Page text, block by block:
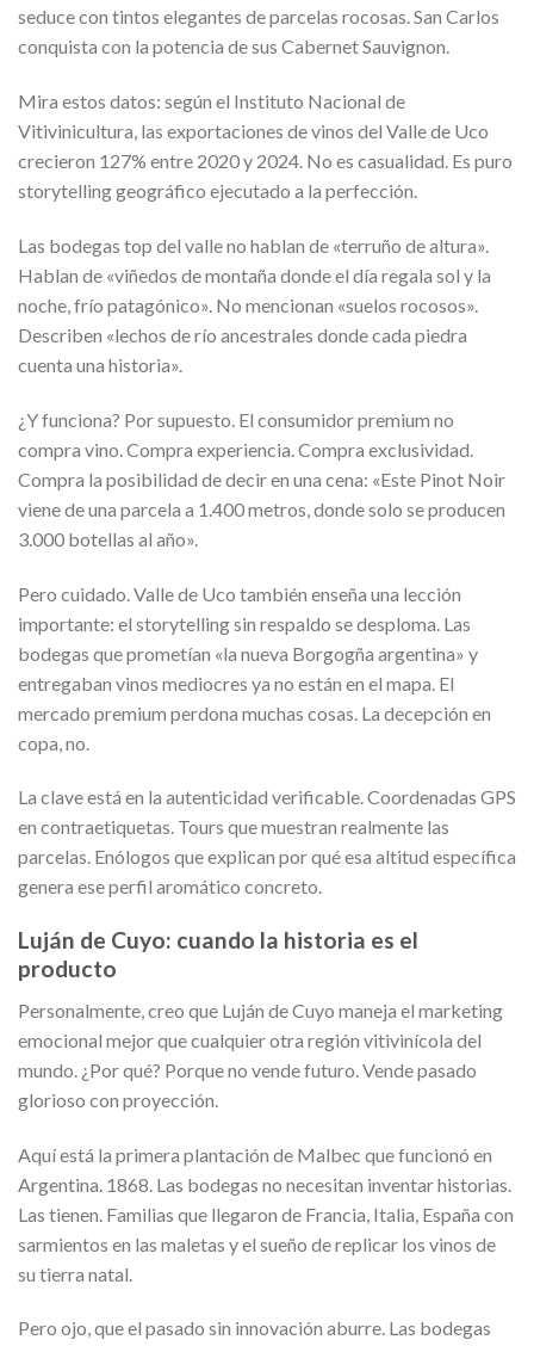
seduce con tintos elegantes de parcelas rocosas. San Carlos
conquista con la potencia de sus Cabernet Sauvignon.
Mira estos datos: según el Instituto Nacional de
Vitivinicultura, las exportaciones de vinos del Valle de Uco
crecieron 127% entre 2020 y 2024. No es casualidad. Es puro
storytelling geográfico ejecutado a la perfección.
Las bodegas top del valle no hablan de «terruño de altura».
Hablan de «viñedos de montaña donde el día regala sol y la
noche, frío patagónico». No mencionan «suelos rocosos».
Describen «lechos de río ancestrales donde cada piedra
cuenta una historia».
¿Y funciona? Por supuesto. El consumidor premium no
compra vino. Compra experiencia. Compra exclusividad.
Compra la posibilidad de decir en una cena: «Este Pinot Noir
viene de una parcela a 1.400 metros, donde solo se producen
3.000 botellas al año».
Pero cuidado. Valle de Uco también enseña una lección
importante: el storytelling sin respaldo se desploma. Las
bodegas que prometían «la nueva Borgogña argentina» y
entregaban vinos mediocres ya no están en el mapa. El
mercado premium perdona muchas cosas. La decepción en
copa, no.
La clave está en la autenticidad verificable. Coordenadas GPS
en contraetiquetas. Tours que muestran realmente las
parcelas. Enólogos que explican por qué esa altitud específica
genera ese perfil aromático concreto.
Luján de Cuyo: cuando la historia es el
producto
Personalmente, creo que Luján de Cuyo maneja el marketing
emocional mejor que cualquier otra región vitivinícola del
mundo. ¿Por qué? Porque no vende futuro. Vende pasado
glorioso con proyección.
Aquí está la primera plantación de Malbec que funcionó en
Argentina. 1868. Las bodegas no necesitan inventar historias.
Las tienen. Familias que llegaron de Francia, Italia, España con
sarmientos en las maletas y el sueño de replicar los vinos de
su tierra natal.
Pero ojo, que el pasado sin innovación aburre. Las bodegas